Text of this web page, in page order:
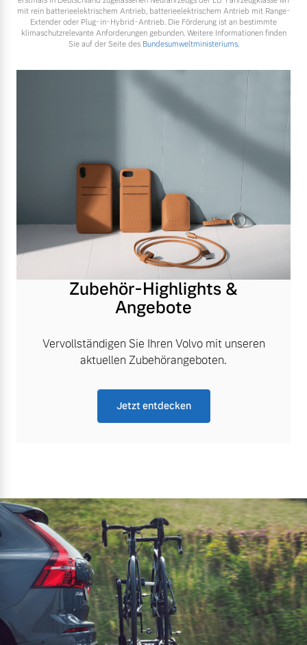
mit rein batterieelektrischem Antrieb, batterieelektrischem Antrieb mit Range-
Extender oder Plug-in-Hybrid-Antrieb. Die Förderung ist an bestimmte
klimaschutzrelevante Anforderungen gebunden. Weitere Informationen finden
Sie auf der Seite des Bundesumweltministeriums.
Zubehör-Highlights &
Angebote
Vervollständigen Sie Ihren Volvo mit unseren
aktuellen Zubehörangeboten.
Jetzt entdecken